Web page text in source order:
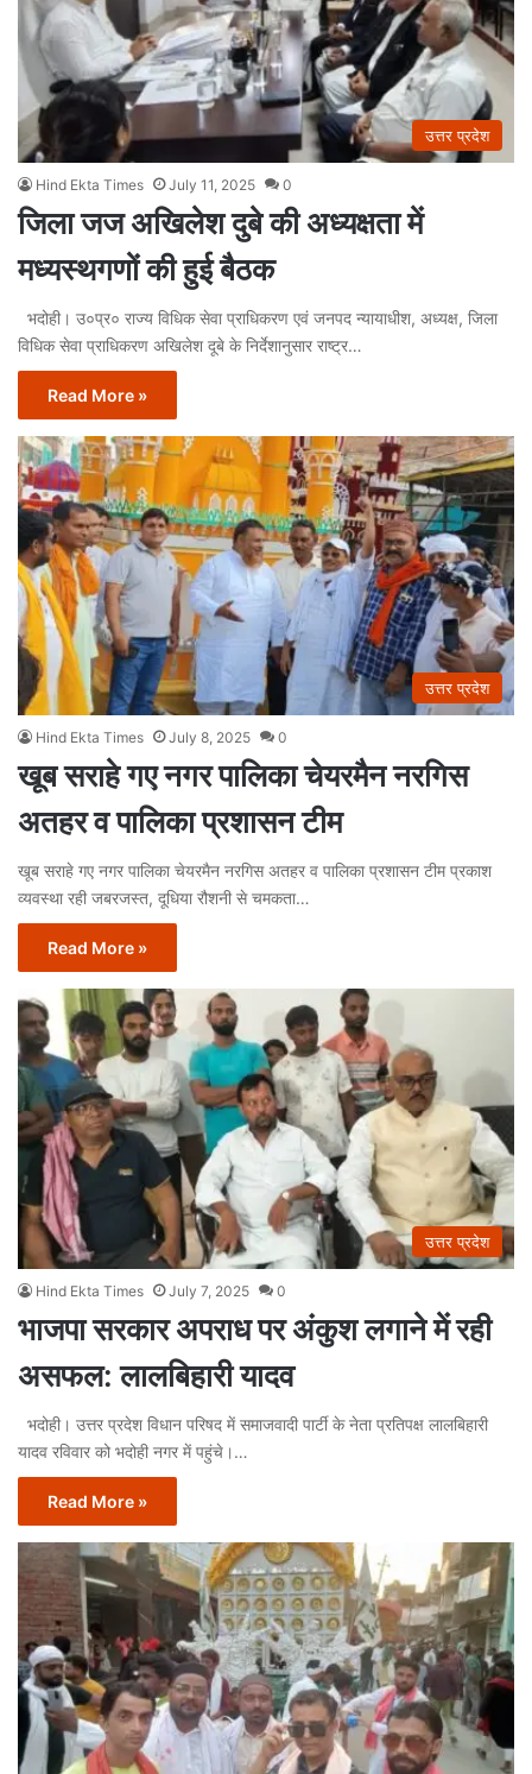
उत्तर प्रदेश
Hind Ekta Times July 11, 2025 0
जिला जज अखिलेश दुबे की अध्यक्षता में
मध्यस्थगणों की हुई बैठक
भदोही। उ०प्र० राज्य विधिक सेवा प्राधिकरण एवं जनपद न्यायाधीश, अध्यक्ष, जिला
विधिक सेवा प्राधिकरण अखिलेश दूबे के निर्देशानुसार राष्ट्र…
Read More »
उत्तर प्रदेश
Hind Ekta Times July 8, 2025 0
खूब सराहे गए नगर पालिका चेयरमैन नरगिस
अतहर व पालिका प्रशासन टीम
खूब सराहे गए नगर पालिका चेयरमैन नरगिस अतहर व पालिका प्रशासन टीम प्रकाश
व्यवस्था रही जबरजस्त, दूधिया रौशनी से चमकता…
Read More »
उत्तर प्रदेश
Hind Ekta Times July 7, 2025 0
भाजपा सरकार अपराध पर अंकुश लगाने में रही
असफल: लालबिहारी यादव
भदोही। उत्तर प्रदेश विधान परिषद में समाजवादी पार्टी के नेता प्रतिपक्ष लालबिहारी
यादव रविवार को भदोही नगर में पहुंचे।…
Read More »